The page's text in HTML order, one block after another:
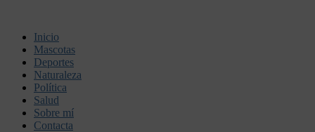
dnaservic.es
Inicio
Mascotas
Deportes
Naturaleza
Política
Salud
Sobre mí
Contacta